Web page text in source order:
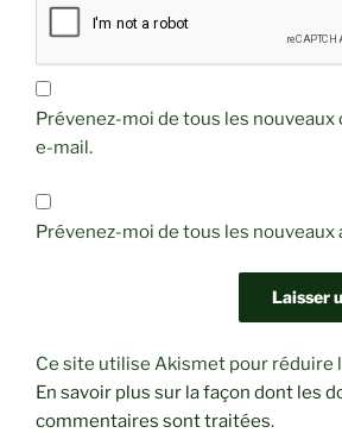
Prévenez-moi de tous les
e-mail.
Prévenez-moi de tous les nouveaux
Ce site utilise Akismet pour réduire
En savoir plus sur la façon dont les
commentaires sont traitées.